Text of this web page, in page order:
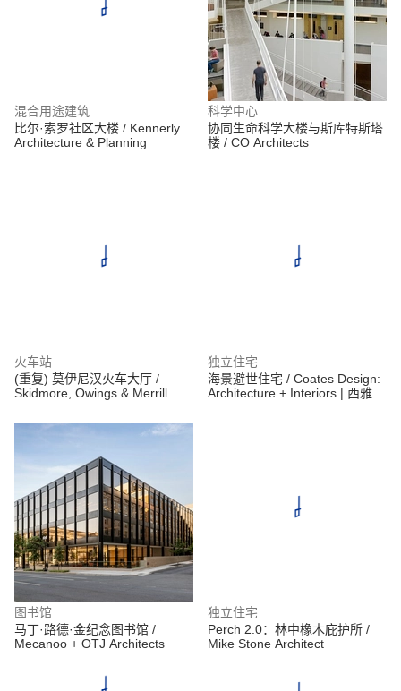
混合用途建筑
比尔·索罗社区大楼 / Kennerly
Architecture & Planning
科学中心
协同生命科学大楼与斯库特斯塔
楼 / CO Architects
火车站
(重复) 莫伊尼汉火车大厅 /
Skidmore, Owings & Merrill
独立住宅
海景避世住宅 / Coates Design:
Architecture + Interiors | 西雅图
图书馆
马丁·路德·金纪念图书馆 /
Mecanoo + OTJ Architects
独立住宅
Perch 2.0：林中橡木庇护所 /
Mike Stone Architect